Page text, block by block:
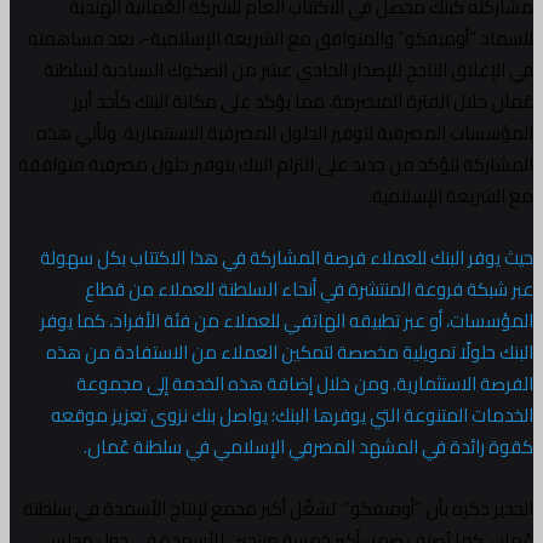
“أوميفكو” والمتوافق مع الشريعة الإسلامية-، بعد مساهمته
الناجح للإصدار الحادي عشر من الصكوك السيادية لسلطنة
الفترة المنصرمة، مما يؤكد على مكانة البنك كأحد أبرز
المصرفية لتوفير الحلول المصرفية الاستثمارية. وتأتي هذه
لتؤكد من جديد على التزام البنك بتوفير حلول مصرفية متوافقة
الإسلامية.
البنك للعملاء فرصة المشاركة في هذا الاكتتاب بكل سهولة
فروعة المنتشرة في أنحاء السلطنة للعملاء من قطاع
أو عبر تطبيقه الهاتفي للعملاء من فئة الأفراد، كما يوفر
حلولًا تمويلية مخصصة لتمكين العملاء من الاستفادة من هذه
الاستثمارية. ومن خلال إضافة هذه الخدمة إلى مجموعة
المتنوعة التي يوفرها البنك؛ يواصل بنك نزوى تعزيز موقعه
رائدة في المشهد المصرفي الإسلامي في سلطنة عُمان.
ذكره بأن “أوميفكو” تشغّل أكبر مجمع لإنتاج الأسمدة في سلطنة